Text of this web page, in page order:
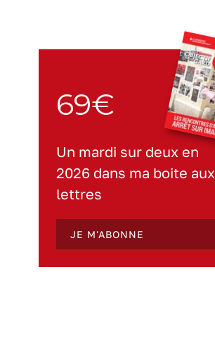
69€
Un mardi sur deux en
2026 dans ma boite aux
lettres
JE M'ABONNE